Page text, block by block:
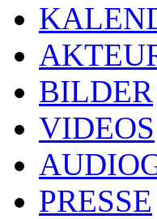
BILDER
VIDEOS
PRESSE